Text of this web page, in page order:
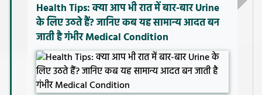
Health Tips: क्या आप भी रात में बार-बार Urine
के लिए उठते हैं? जानिए कब यह सामान्य आदत बन
जाती है गंभीर Medical Condition